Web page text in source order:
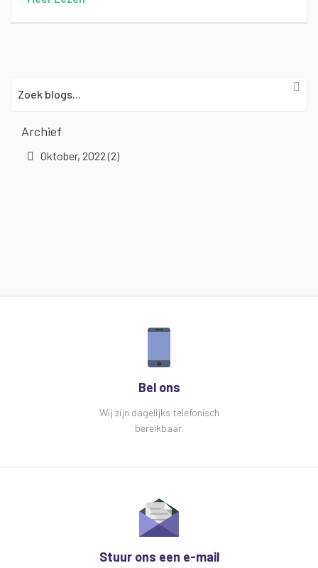
Archief
Oktober, 2022 (2)
Bel ons
Wij zijn dagelijks telefonisch
bereikbaar.
Stuur ons een e-mail